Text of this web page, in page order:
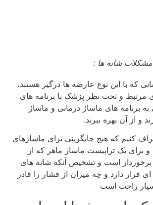
شانه ها :
با این نوع عارضه ها درگیر هستند،
و تحت نظر پزشک با برنامه‌ های
برنامه‌ های ماساژ درمانی و ماساژ
از آن بهره ببرند.
کنیم که هیچ جایگزینی برای ماساژهای
یک تراپیست ماساژ ماهر که از
برخوردار است و تشخیص آنکه شانه‌ های
دارد و چه میزان از فشار را قادر
راحت است